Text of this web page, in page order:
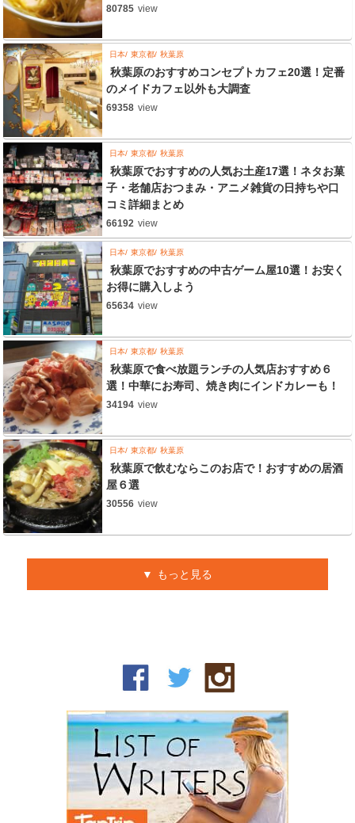
80785 view
日本 東京都 秋葉原
秋葉原のおすすめコンセプトカフェ20選！定番
のメイドカフェ以外も大調査
69358 view
日本 東京都 秋葉原
秋葉原でおすすめの人気お土産17選！ネタお菓
子・老舗店おつまみ・アニメ雑貨の日持ちや口
コミ詳細まとめ
66192 view
日本 東京都 秋葉原
秋葉原でおすすめの中古ゲーム屋10選！お安く
お得に購入しよう
65634 view
日本 東京都 秋葉原
秋葉原で食べ放題ランチの人気店おすすめ６
選！中華にお寿司、焼き肉にインドカレーも！
34194 view
日本 東京都 秋葉原
秋葉原で飲むならこのお店で！おすすめの居酒
屋６選
30556 view
もっと見る